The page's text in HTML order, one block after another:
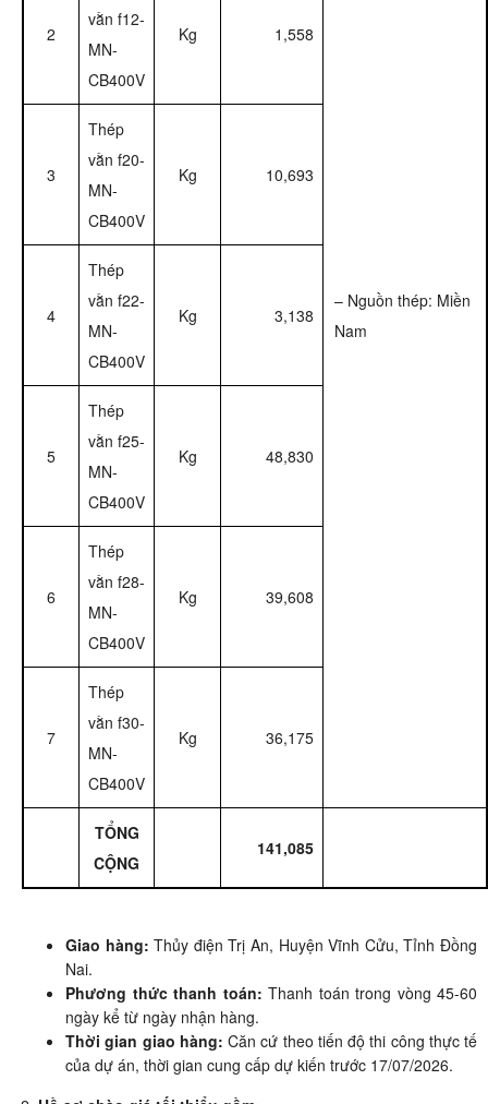
– Nguồn thép: Miền
Nam
2
vằn f12-
MN-
CB400V
Kg 1,558
3
Thép
vằn f20-
MN-
CB400V
Kg 10,693
4
Thép
vằn f22-
MN-
CB400V
Kg 3,138
5
Thép
vằn f25-
MN-
CB400V
Kg 48,830
6
Thép
vằn f28-
MN-
CB400V
Kg 39,608
7
Thép
vằn f30-
MN-
CB400V
Kg 36,175
TỔNG
CỘNG
141,085
Giao hàng: Thủy điện Trị An, Huyện Vĩnh Cửu, Tỉnh Đồng
Nai.
Phương thức thanh toán: Thanh toán trong vòng 45-60
ngày kể từ ngày nhận hàng.
Thời gian giao hàng: Căn cứ theo tiến độ thi công thực tế
của dự án, thời gian cung cấp dự kiến trước 17/07/2026.